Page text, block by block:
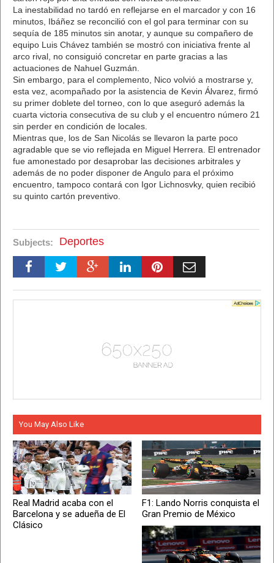
La inestabilidad no tardó en reflejarse en el marcador y con 16
minutos, Ibáñez se reconcilió con el gol para terminar con su
sequía de 185 minutos sin anotar, y aunque su compañero de
equipo Luis Chávez también se mostró con iniciativa frente al
arco rival, no consiguió concretar en parte gracias a las
actuaciones de Nahuel Guzmán.
Sin embargo, para el complemento, Nico volvió a mostrarse y,
esta vez, acompañado por la asistencia de Kevin Álvarez, firmó
su primer doblete del torneo, con lo que aseguró además la
cuarta victoria consecutiva de su club y el encuentro número 21
sin perder en condición de locales.
Mientras que, los de San Nicolás se llevaron la parte poco
agradable que se vio reflejada en Miguel Herrera. El entrenador
fue amonestado por desaprobar las decisiones arbitrales y
además de no poder disponer de Angulo para el próximo
encuentro, tampoco contará con Igor Lichnosvky, quien recibió
su quinto cartón preventivo.
Subjects: Deportes
You May Also Like
Real Madrid acaba con el
Barcelona y se adueña de El
Clásico
F1: Lando Norris conquista el
Gran Premio de México